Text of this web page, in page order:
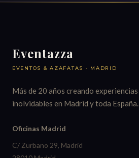
Eventazza
EVENTOS & AZAFATAS · MADRID
Más de 20 años creando experiencias
inolvidables en Madrid y toda España.
Oficinas Madrid
C/ Zurbano 29, Madrid